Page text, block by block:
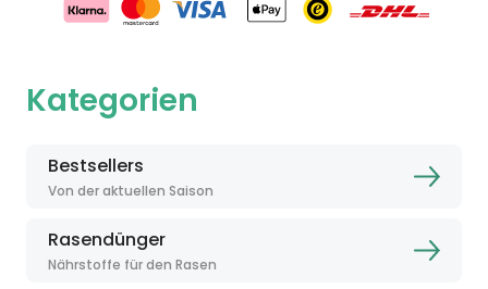
Kategorien
Bestsellers
Von der aktuellen Saison
Rasendünger
Nährstoffe für den Rasen